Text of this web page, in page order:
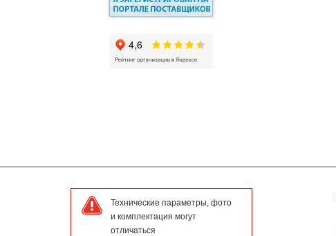
Технические параметры, фото
и комплектация могут
отличаться